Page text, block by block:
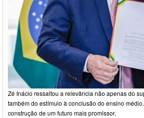
Zé Inácio ressaltou a relevância não apenas do
também do estímulo à conclusão do ensino
construção de um futuro mais promissor.